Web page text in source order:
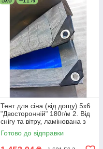
Тент для сіна (від дощу) 5x6
"Двосторонній" 180г/м 2. Від
снігу та вітру, ламінована з
кільцями. Полог.
Готово до відправки